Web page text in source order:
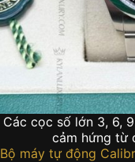
Các cọc số lớn 3, 6,
cảm hứng từ
Bộ máy tự động